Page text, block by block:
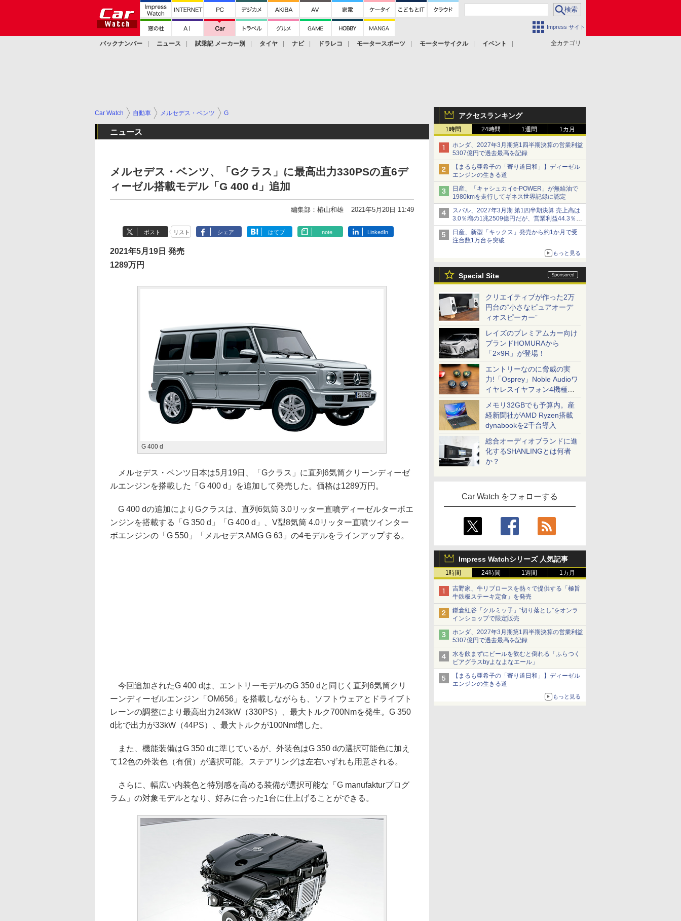
Impress サイト
全カテゴリ
バックナンバー ニュース 試乗記 メーカー別 タイヤ ナビ ドラレコ モータースポーツ モーターサイクル
イベント
アクセスランキング
1時間 24時間 1週間 1カ月
ホンダ、2027年3月期第1四半期決算の営業利益
5307億円で過去最高を記録
【まるも亜希子の「寄り道日和」】ディーゼル
エンジンの生きる道
日産、「キャシュカイe-POWER」が無給油で
1980kmを走行してギネス世界記録に認定
スバル、2027年3月期 第1四半期決算 売上高は
3.0％増の1兆2509億円だが、営業利益44.3％減
の426億円、当期利益10.3％減の492億円で増収
減益
日産、新型「キックス」発売から約1か月で受
注台数1万台を突破
もっと見る
Special Site
クリエイティブが作った2万
円台の“小さなピュアオーデ
ィオスピーカー”
レイズのプレミアムカー向け
ブランドHOMURAから
「2×9R」が登場！
エントリーなのに脅威の実
力!「Osprey」Noble Audioワ
イヤレスイヤフォン4機種を
一気に聴く
メモリ32GBでも予算内。産
経新聞社がAMD Ryzen搭載
dynabookを2千台導入
総合オーディオブランドに進
化するSHANLINGとは何者
か？
Car Watch をフォローする
Impress Watchシリーズ 人気記事
1時間 24時間 1週間 1カ月
吉野家、牛リブロースを熱々で提供する「極旨
牛鉄板ステーキ定食」を発売
鎌倉紅谷「クルミッ子」“切り落とし”をオンラ
インショップで限定販売
ホンダ、2027年3月期第1四半期決算の営業利益
5307億円で過去最高を記録
水を飲まずにビールを飲むと倒れる「ふらつく
ビアグラスbyよなよなエール」
【まるも亜希子の「寄り道日和」】ディーゼル
エンジンの生きる道
もっと見る
Car Watch 自動車 メルセデス・ベンツ G
ニュース
メルセデス・ベンツ、「Gクラス」に最高出力330PSの直6デ
ィーゼル搭載モデル「G 400 d」追加
編集部：椿山和雄 2021年5月20日 11:49
ポスト リスト シェア はてブ note LinkedIn
2021年5月19日 発売
1289万円
G 400 d
メルセデス・ベンツ日本は5月19日、「Gクラス」に直列6気筒クリーンディーゼ
ルエンジンを搭載した「G 400 d」を追加して発売した。価格は1289万円。
G 400 dの追加によりGクラスは、直列6気筒 3.0リッター直噴ディーゼルターボエ
ンジンを搭載する「G 350 d」「G 400 d」、V型8気筒 4.0リッター直噴ツインター
ボエンジンの「G 550」「メルセデスAMG G 63」の4モデルをラインアップする。
今回追加されたG 400 dは、エントリーモデルのG 350 dと同じく直列6気筒クリ
ーンディーゼルエンジン「OM656」を搭載しながらも、ソフトウェアとドライブト
レーンの調整により最高出力243kW（330PS）、最大トルク700Nmを発生。G 350
d比で出力が33kW（44PS）、最大トルクが100Nm増した。
また、機能装備はG 350 dに準じているが、外装色はG 350 dの選択可能色に加え
て12色の外装色（有償）が選択可能。ステアリングは左右いずれも用意される。
さらに、幅広い内装色と特別感を高める装備が選択可能な「G manufakturプログ
ラム」の対象モデルとなり、好みに合った1台に仕上げることができる。